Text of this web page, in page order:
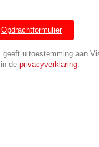
Opdrachtformulier
u toestemming aan
de privacyverklaring.